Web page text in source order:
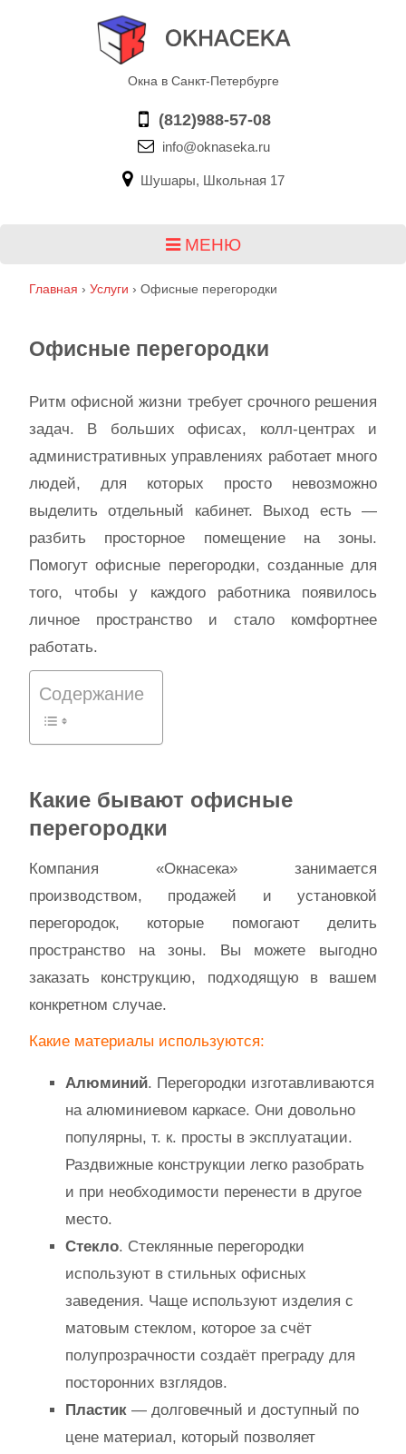
Окна в Санкт-Петербурге
(812)988-57-08
info@oknaseka.ru
Шушары, Школьная 17
МЕНЮ
Главная › Услуги › Офисные перегородки
Офисные перегородки
Ритм офисной жизни требует срочного решения
задач. В больших офисах, колл-центрах и
административных управлениях работает много
людей, для которых просто невозможно
выделить отдельный кабинет. Выход есть —
разбить просторное помещение на зоны.
Помогут офисные перегородки, созданные для
того, чтобы у каждого работника появилось
личное пространство и стало комфортнее
работать.
Содержание
Какие бывают офисные
перегородки
Компания «Окнасека» занимается
производством, продажей и установкой
перегородок, которые помогают делить
пространство на зоны. Вы можете выгодно
заказать конструкцию, подходящую в вашем
конкретном случае.
Какие материалы используются:
Алюминий. Перегородки изготавливаются
на алюминиевом каркасе. Они довольно
популярны, т. к. просты в эксплуатации.
Раздвижные конструкции легко разобрать
и при необходимости перенести в другое
место.
Стекло. Стеклянные перегородки
используют в стильных офисных
заведения. Чаще используют изделия с
матовым стеклом, которое за счёт
полупрозрачности создаёт преграду для
посторонних взглядов.
Пластик — долговечный и доступный по
цене материал, который позволяет